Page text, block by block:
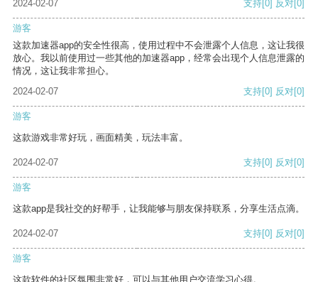
2024-02-07
支持[0] 反对[0]
游客
这款加速器app的安全性很高，使用过程中不会泄露个人信息，这让我很
放心。我以前使用过一些其他的加速器app，经常会出现个人信息泄露的
情况，这让我非常担心。
2024-02-07
支持[0] 反对[0]
游客
这款游戏非常好玩，画面精美，玩法丰富。
2024-02-07 支持[0] 反对[0]
游客
这款app是我社交的好帮手，让我能够与朋友保持联系，分享生活点滴。
2024-02-07 支持[0] 反对[0]
游客
这款软件的社区氛围非常好，可以与其他用户交流学习心得。